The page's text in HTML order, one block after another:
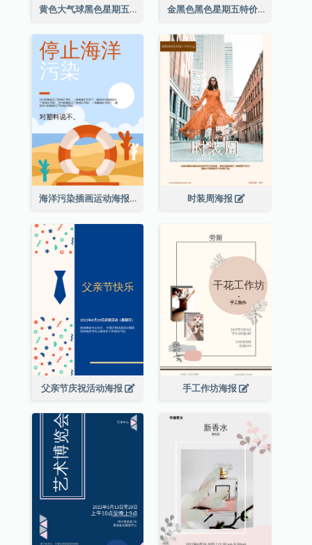
黄色大气球黑色星期五特价海报 金黑色黑色星期五特价海报
海洋污染插画运动海报 时装周海报
父亲节庆祝活动海报 手工作坊海报